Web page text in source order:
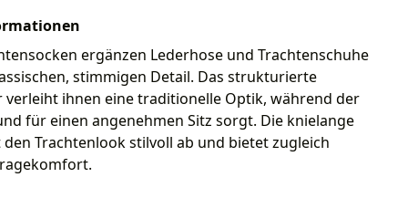
ergänzen Lederhose und Trachtenschuhe
stimmigen Detail. Das strukturierte
verleiht ihnen eine traditionelle Optik, während der
für einen angenehmen Sitz sorgt. Die knielange
Trachtenlook stilvoll ab und bietet zugleich